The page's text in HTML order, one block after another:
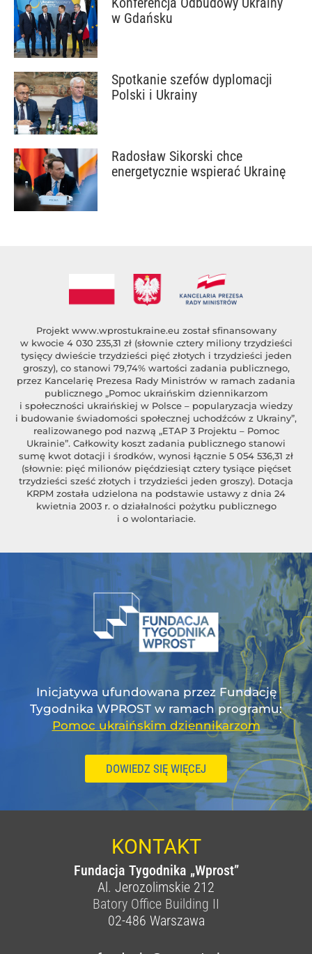
w Gdańsku
Spotkanie szefów dyplomacji
Polski i Ukrainy
Radosław Sikorski chce
energetycznie wspierać Ukrainę
Projekt www.wprostukraine.eu został sfinansowany
w kwocie 4 030 235,31 zł (słownie cztery miliony trzydzieści
tysięcy dwieście trzydzieści pięć złotych i trzydzieści jeden
groszy), co stanowi 79,74% wartości zadania publicznego,
przez Kancelarię Prezesa Rady Ministrów w ramach zadania
publicznego „Pomoc ukraińskim dziennikarzom
i społeczności ukraińskiej w Polsce – popularyzacja wiedzy
i budowanie świadomości społecznej uchodźców z Ukrainy”,
realizowanego pod nazwą „ETAP 3 Projektu – Pomoc
Ukrainie”. Całkowity koszt zadania publicznego stanowi
sumę kwot dotacji i środków, wynosi łącznie 5 054 536,31 zł
(słownie: pięć milionów pięćdziesiąt cztery tysiące pięćset
trzydzieści sześć złotych i trzydzieści jeden groszy). Dotacja
KRPM została udzielona na podstawie ustawy z dnia 24
kwietnia 2003 r. o działalności pożytku publicznego
i o wolontariacie.
Inicjatywa ufundowana przez Fundację
Tygodnika WPROST w ramach programu:
Pomoc ukraińskim dziennikarzom
DOWIEDZ SIĘ WIĘCEJ
KONTAKT
Fundacja Tygodnika „Wprost”
Al. Jerozolimskie 212
Batory Office Building II
02-486 Warszawa